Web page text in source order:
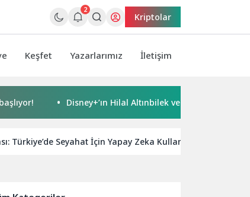
2
Kriptolar
Keşfet Yazarlarımız İletişim
Disney+’ın Hilal Altınbilek ve Serkan Çayoğlu’nun
Türkiye’de Seyahat İçin Yapay Zeka Kullananların %82’si